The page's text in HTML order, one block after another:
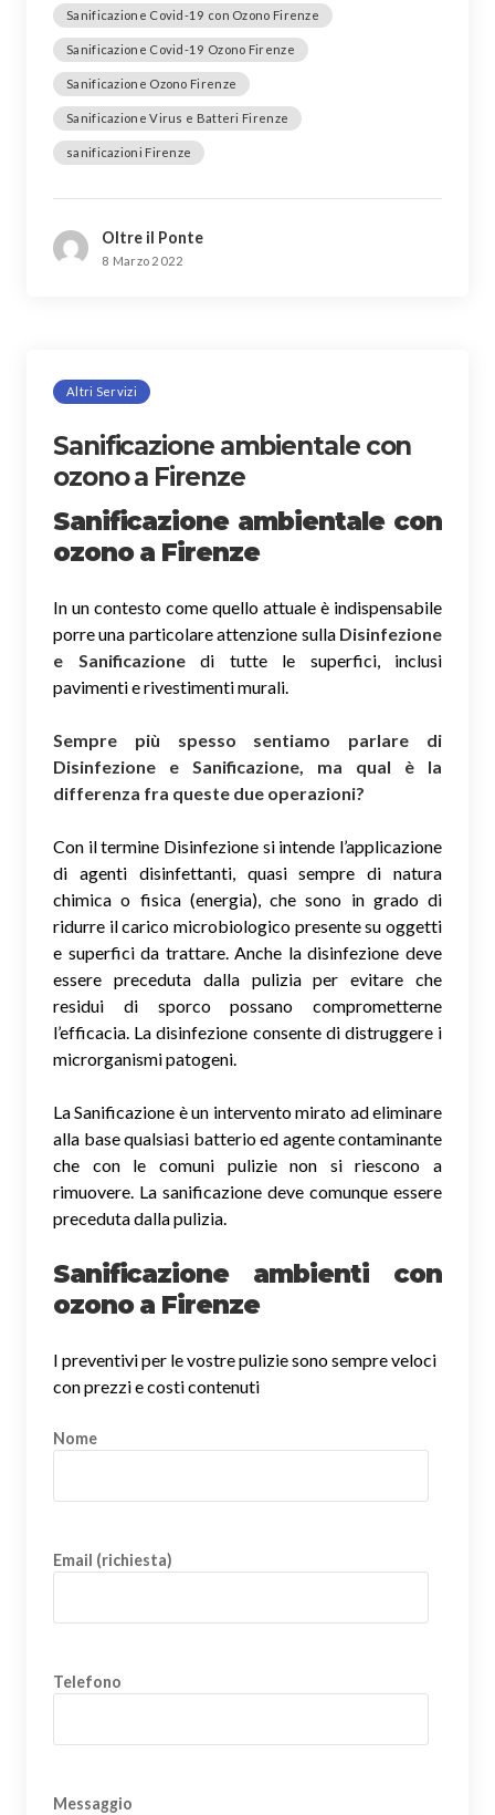
Sanificazione Covid-19 con Ozono Firenze
Sanificazione Covid-19 Ozono Firenze
Sanificazione Ozono Firenze
Sanificazione Virus e Batteri Firenze
sanificazioni Firenze
Oltre il Ponte
8 Marzo 2022
Altri Servizi
Sanificazione ambientale con
ozono a Firenze
Sanificazione ambientale con
ozonoa Firenze
In un contesto come quello attuale è indispensabile
porre una particolare attenzione sulla Disinfezione
e Sanificazionedi tutte le superfici, inclusi
pavimenti e rivestimenti murali.
Sempre più spesso sentiamo parlare di
Disinfezione e Sanificazione, ma qual è la
differenza fra queste due operazioni?
Con il termine Disinfezione si intende l’applicazione
di agenti disinfettanti, quasi sempre di natura
chimica o fisica (energia), che sono in grado di
ridurre il carico microbiologico presente su oggetti
e superfici da trattare. Anche la disinfezione deve
essere preceduta dalla pulizia per evitare che
residui di sporco possano comprometterne
l’efficacia. La disinfezione consente di distruggere i
microrganismi patogeni.
La Sanificazione è un intervento mirato ad eliminare
alla base qualsiasi batterio ed agente contaminante
che con le comuni pulizie non si riescono a
rimuovere. La sanificazione deve comunque essere
preceduta dalla pulizia.
Sanificazione ambienti con
ozono a Firenze
I preventivi per le vostre pulizie sono sempre veloci
con prezzi e costi contenuti
Nome
Email (richiesta)
Telefono
Messaggio